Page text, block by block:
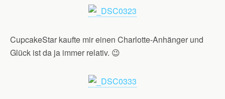
CupcakeStar kaufte mir einen Charlotte-Anhänger und
Glück ist da ja immer relativ. 😉